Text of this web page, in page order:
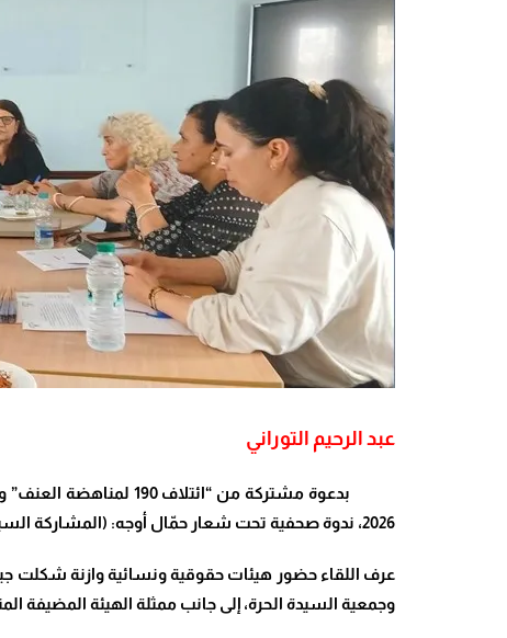
عبد الرحيم التوراني
2026، ندوة صحفية تحت شعار حمّال أوجه: (المشاركة السياسية للنساء تسائل “الأحزاب السياسية”)
عرف اللقاء حضور هيئات حقوقية ونسائية وازنة شكلت
وجمعية السيدة الحرة، إلى جانب ممثلة الهيئة المضيفة